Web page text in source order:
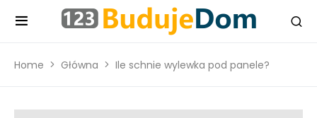
Home Główna Ile schnie wylewka pod panele?